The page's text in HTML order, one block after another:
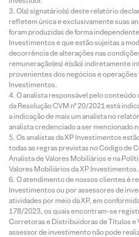
O(s) signatário(s) deste relatório
refletem única e exclusivamente suas
foram produzidas de forma
Investimentos e que estão sujeitas a
decorrência de alterações nas
remuneração(es) é(são) indiretamente
provenientes dos negócios e operações
Investimentos.
O analista responsável pelo
da Resolução CVM nº 20/2021 está
a indicação de mais um analista no
analista credenciado a ser mencionado
Os analistas da XP Investimentos
todas as regras previstas no Código de
Analista de Valores Mobiliários e na
Valores Mobiliários da XP Investimentos.
O atendimento de nossos clientes é
Investimentos ou por assessores de
atividades por meio da XP, em
178/2023, os quais encontram-se
Corretoras e Distribuidoras de Títulos e
assessor de investimento não pode